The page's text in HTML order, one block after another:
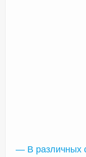
— В различных